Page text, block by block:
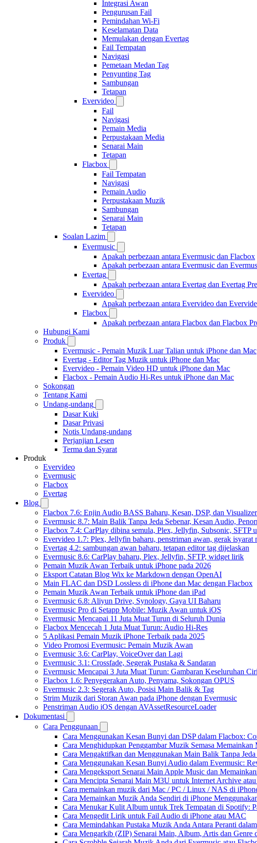
Integrasi Awan
Pengurusan Fail
Pemindahan Wi-Fi
Keselamatan Data
Memulakan dengan Evertag
Fail Tempatan
Navigasi
Pemetaan Medan Tag
Penyunting Tag
Sambungan
Tetapan
Evervideo
Fail
Navigasi
Pemain Media
Perpustakaan Media
Senarai Main
Tetapan
Flacbox
Fail Tempatan
Navigasi
Pemain Audio
Perpustakaan Muzik
Sambungan
Senarai Main
Tetapan
Soalan Lazim
Evermusic
Apakah perbezaan antara Evermusic dan Flacbox
Apakah perbezaan antara Evermusic dan
Evertag
Apakah perbezaan antara Evertag dan Evertag
Evervideo
Apakah perbezaan antara Evervideo dan
Flacbox
Apakah perbezaan antara Flacbox dan Flacbox
Hubungi Kami
Produk
Evermusic - Pemain Muzik Luar Talian untuk iPhone dan Mac
Evertag - Editor Tag Muzik untuk iPhone dan Mac
Evervideo - Pemain Video HD untuk iPhone dan Mac
Flacbox - Pemain Audio Hi-Res untuk iPhone dan Mac
Sokongan
Tentang Kami
Undang-undang
Dasar Kuki
Dasar Privasi
Notis Undang-undang
Perjanjian Lesen
Terma dan Syarat
Produk
Evervideo
Evermusic
Flacbox
Evertag
Blog
Flacbox 7.6: Enjin Audio BASS Baharu, Kesan, DSP, dan
Evermusic 8.7: Main Balik Tanpa Jeda Sebenar, Kesan Audio,
Flacbox 7.4: CarPlay dibina semula, Plex, Jellyfin, Subsonic, SFTP
Evervideo 1.7: Plex, Jellyfin baharu, penstriman awan, gerak isyarat
Evertag 4.2: sambungan awan baharu, tetapan editor tag dijelaskan
Evermusic 8.6: CarPlay baharu, Plex, Jellyfin, SFTP, widget lirik
Pemain Muzik Awan Terbaik untuk iPhone pada 2026
Eksport Catatan Blog Wix ke Markdown dengan OpenAI
Main FLAC dan DSD Lossless di iPhone dan Mac dengan Flacbox
Pemain Muzik Awan Terbaik untuk iPhone dan iPad
Evermusic 6.8: Aliyun Drive, Synology, Gaya UI Baharu
Evermusic Pro di Setapp Mobile: Muzik Awan untuk iOS
Evermusic Mencapai 11 Juta Muat Turun di Seluruh Dunia
Flacbox Mencecah 1 Juta Muat Turun: Audio Hi-Res
5 Aplikasi Pemain Muzik iPhone Terbaik pada 2025
Video Promosi Evermusic: Pemain Muzik Awan
Evermusic 3.6: CarPlay, VoiceOver dan Lagi
Evermusic 3.1: Crossfade, Segerak Pustaka & Sandaran
Evermusic Mencapai 3 Juta Muat Turun: Gambaran Keseluruhan Ciri
Flacbox 1.6: Penyegerakan Auto, Penyama, Sokongan OPUS
Evermusic 2.3: Segerak Auto, Posisi Main Balik & Tag
Strim Muzik dari Storan Awan pada iPhone dengan Evermusic
Penstriman Audio iOS dengan AVAssetResourceLoader
Dokumentasi
Cara Penggunaan
Cara Menggunakan Kesan Bunyi dan DSP dalam Flacbox:
Cara Menghidupkan Penggambar Muzik Semasa
Cara Mengaktifkan dan Menggunakan Main Balik Tanpa
Cara Menggunakan Kesan Bunyi Audio dalam Evermusic:
Cara Mengeksport Senarai Main Apple Music dan
Cara Mencipta Senarai Main M3U untuk Internet Archive
Cara memainkan muzik dari Mac / PC / Linux / NAS di
Cara Memainkan Muzik Anda Sendiri di iPhone
Cara Menukar Kulit Album untuk Trek Tempatan di Spotify:
Cara Mengedit Lirik untuk Fail Audio di iPhone atau MAC
Cara Memindahkan Pustaka Muzik Anda Antara Peranti
Cara Mengarkib (ZIP) Senarai Main, Album, Artis dan